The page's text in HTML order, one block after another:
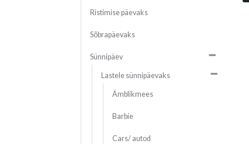
Ristimise päevaks
Sõbrapäevaks
Sünnipäev
Lastele sünnipäevaks
Ämblikmees
Barbie
Cars/ autod